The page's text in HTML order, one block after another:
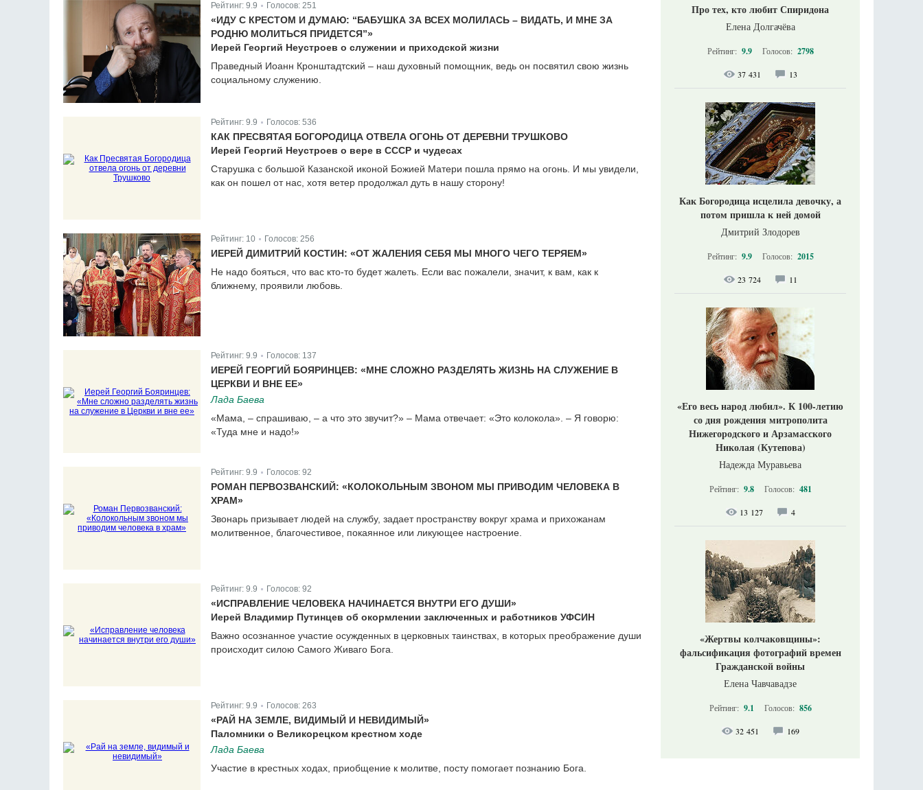
Рейтинг: 9.9 Голосов: 251
«ИДУ С КРЕСТОМ И ДУМАЮ: “БАБУШКА ЗА ВСЕХ МОЛИЛАСЬ – ВИДАТЬ, И МНЕ ЗА
РОДНЮ МОЛИТЬСЯ ПРИДЕТСЯ”»
Иерей Георгий Неустроев о служении и приходской жизни
Праведный Иоанн Кронштадтский – наш духовный помощник, ведь он посвятил свою жизнь
социальному служению.
Рейтинг: 9.9 Голосов: 536
КАК ПРЕСВЯТАЯ БОГОРОДИЦА ОТВЕЛА ОГОНЬ ОТ ДЕРЕВНИ ТРУШКОВО
Иерей Георгий Неустроев о вере в СССР и чудесах
Старушка с большой Казанской иконой Божией Матери пошла прямо на огонь. И мы увидели,
как он пошел от нас, хотя ветер продолжал дуть в нашу сторону!
Рейтинг: 10 Голосов: 256
ИЕРЕЙ ДИМИТРИЙ КОСТИН: «ОТ ЖАЛЕНИЯ СЕБЯ МЫ МНОГО ЧЕГО ТЕРЯЕМ»
Не надо бояться, что вас кто-то будет жалеть. Если вас пожалели, значит, к вам, как к
ближнему, проявили любовь.
Рейтинг: 9.9 Голосов: 137
ИЕРЕЙ ГЕОРГИЙ БОЯРИНЦЕВ: «МНЕ СЛОЖНО РАЗДЕЛЯТЬ ЖИЗНЬ НА СЛУЖЕНИЕ В
ЦЕРКВИ И ВНЕ ЕЕ»
Лада Баева
«Мама, – спрашиваю, – а что это звучит?» – Мама отвечает: «Это колокола». – Я говорю:
«Туда мне и надо!»
Рейтинг: 9.9 Голосов: 92
РОМАН ПЕРВОЗВАНСКИЙ: «КОЛОКОЛЬНЫМ ЗВОНОМ МЫ ПРИВОДИМ ЧЕЛОВЕКА В
ХРАМ»
Звонарь призывает людей на службу, задает пространству вокруг храма и прихожанам
молитвенное, благочестивое, покаянное или ликующее настроение.
Рейтинг: 9.9 Голосов: 92
«ИСПРАВЛЕНИЕ ЧЕЛОВЕКА НАЧИНАЕТСЯ ВНУТРИ ЕГО ДУШИ»
Иерей Владимир Путинцев об окормлении заключенных и работников УФСИН
Важно осознанное участие осужденных в церковных таинствах, в которых преображение души
происходит силою Самого Живаго Бога.
Рейтинг: 9.9 Голосов: 263
«РАЙ НА ЗЕМЛЕ, ВИДИМЫЙ И НЕВИДИМЫЙ»
Паломники о Великорецком крестном ходе
Лада Баева
Участие в крестных ходах, приобщение к молитве, посту помогает познанию Бога.
Про тех, кто любит Спиридона
Елена Долгачёва
Рейтинг: 9.9 Голосов: 2798
37 431 13
Как Богородица исцелила девочку, а
потом пришла к ней домой
Дмитрий Злодорев
Рейтинг: 9.9 Голосов: 2015
23 724 11
«Его весь народ любил». К 100-летию
со дня рождения митрополита
Нижегородского и Арзамасского
Николая (Кутепова)
Надежда Муравьева
Рейтинг: 9.8 Голосов: 481
13 127 4
«Жертвы колчаковщины»:
фальсификация фотографий времен
Гражданской войны
Елена Чавчавадзе
Рейтинг: 9.1 Голосов: 856
32 451 169